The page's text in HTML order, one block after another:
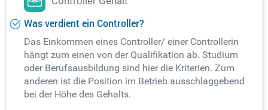
Was verdient ein Controller?
Das Einkommen eines Controller/ einer Controllerin
hängt zum einen von der Qualifikation ab. Studium
oder Berufsausbildung sind hier die Kriterien. Zum
anderen ist die Position im Betrieb ausschlaggebend
bei der Höhe des Gehalts.